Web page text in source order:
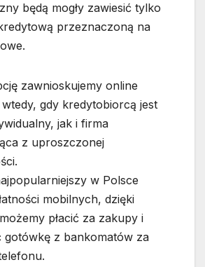
będą mogły zawiesić tylko
przeznaczoną na
zawnioskujemy online
gdy kredytobiorcą jest
jak i firma
z uproszczonej
w Polsce
mobilnych, dzięki
płacić za zakupy i
gotówkę z bankomatów za